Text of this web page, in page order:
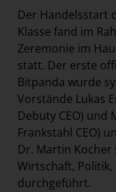
Der Handelsstart
Klasse fand im
Zeremonie im
statt. Der erste
Bitpanda wurde
Vorstände Lukas
Debuty CEO) und
Frankstahl CEO)
Dr. Martin Kocher
Wirtschaft,
durchgeführt.